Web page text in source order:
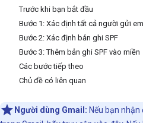
Trước khi bạn bắt đầu
Bước 1: Xác định tất cả người gửi
Bước 2: Xác định bản ghi SPF
Bước 3: Thêm bản ghi SPF vào miền
Các bước tiếp theo
Chủ đề có liên quan
Người dùng Gmail: Nếu bạn